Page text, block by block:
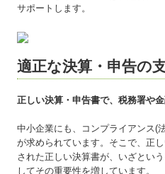
サポートします。
適正な決算・申告の
正しい決算・申告書で、税務署や
中小企業にも、コンプライアンス(
が求められています。そこで、正
された正しい決算書が、いざとい
してその重要性を増しています。